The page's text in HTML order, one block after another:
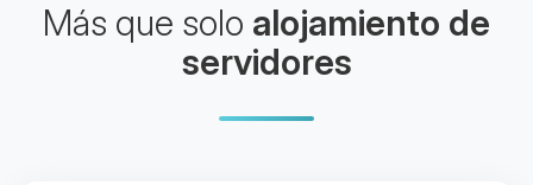
Más que solo alojamiento de
servidores